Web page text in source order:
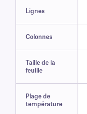
Lignes
Colonnes
Taille de la
feuille
Plage de
température